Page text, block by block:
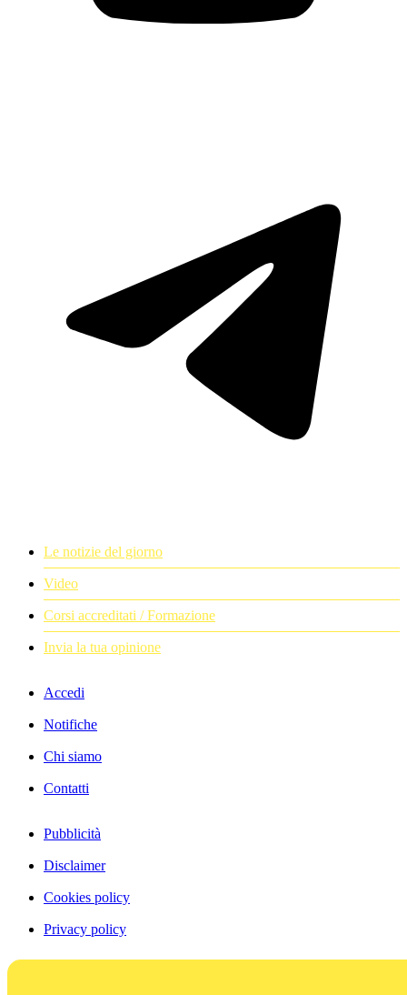
Le notizie del giorno
Video
Corsi accreditati / Formazione
Invia la tua opinione
Accedi
Notifiche
Chi siamo
Contatti
Pubblicità
Disclaimer
Cookies policy
Privacy policy